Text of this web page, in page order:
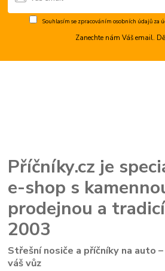
Souhlasím se zpracováním osobních údajůza
Zanechte nám Váš email.
Příčníky.cz je
e-shop s
prodejnou a
2003
Střešní nosiče a příčníky na auto
váš vůz